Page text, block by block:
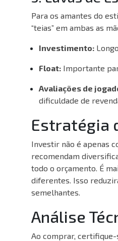
Para os amantes do
“teias” em ambas as
Investimento:
Float: Importante
Avaliações de
dificuldade de
Estratégia
Investir não é apenas
recomendam
todo o orçamento. É
diferentes. Isso
semelhantes.
Análise
Ao comprar, certifique-